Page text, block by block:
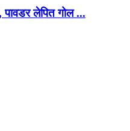
लेपित गोल ...